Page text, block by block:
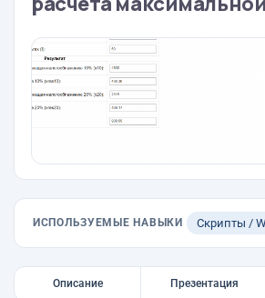
ИСПОЛЬЗУЕМЫЕ НАВЫКИ Скрипты /
Описание Презентация